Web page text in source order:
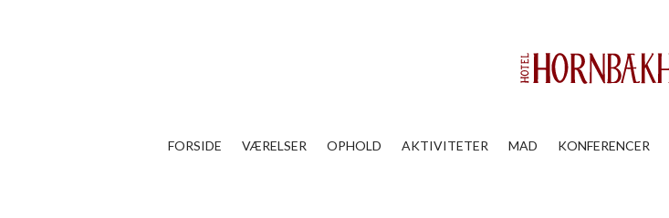
FORSIDE VÆRELSER OPHOLD AKTIVITETER MAD KONFERENCER